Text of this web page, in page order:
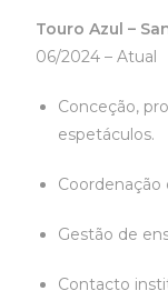
Touro Azul –
06/2024 – Atual
Conceção,
espetáculos.
Coordenação
Gestão de
Contacto